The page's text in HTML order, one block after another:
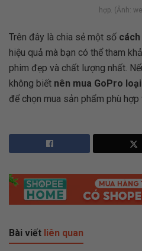
hợp. (Ảnh:
Trên đây là chia sẻ một số
hiệu quả mà bạn có thể tham
phim đẹp và chất lượng nhất.
không biết nên mua GoPro
để chọn mua sản phẩm phù
Bài viết liên quan